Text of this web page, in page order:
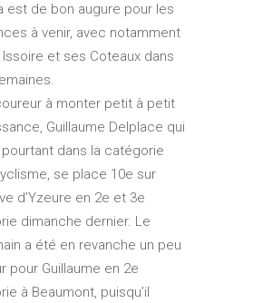
est de bon augure pour les
à venir, avec notamment
Issoire et ses Coteaux dans
à monter petit à petit
Guillaume Delplace qui
dans la catégorie
se place 10e sur
d’Yzeure en 2e et 3e
dimanche dernier. Le
a été en revanche un peu
pour Guillaume en 2e
à Beaumont, puisqu’il